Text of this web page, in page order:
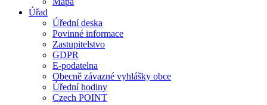
Úřad
Úřední deska
Povinné informace
Zastupitelstvo
GDPR
E-podatelna
Obecně závazné vyhlášky obce
Úřední hodiny
Czech POINT